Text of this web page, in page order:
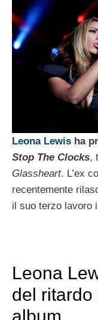
Leona Lewis ha
Stop The Clocks,
Glassheart. L’ex
recentemente
il suo terzo lavoro
Leona
del ritardo